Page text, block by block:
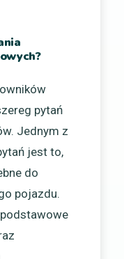
pytań
Jednym z
jest to,
do
pojazdu.